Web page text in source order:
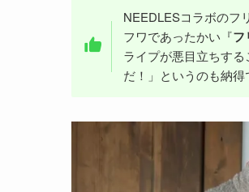
NEEDLESコラボのフ
フワであったかい『フ
ライプが悪目立ちす
だ！」というのも納得